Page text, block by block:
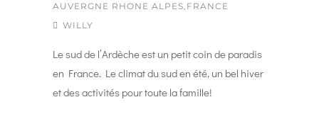
AUVERGNE RHONE ALPES, FRANCE
WILLY
Le sud de l’Ardèche est un petit coin de paradis
en France. Le climat du sud en été, un bel hiver
et des activités pour toute la famille!